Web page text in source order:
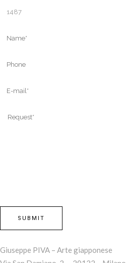
Giuseppe PIVA – Arte giapponese